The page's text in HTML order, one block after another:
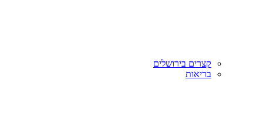
קצרים בירושלים
בריאות